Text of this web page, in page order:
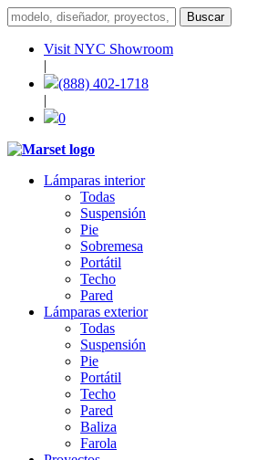
Visit NYC Showroom
|
(888) 402-1718
|
0
Lámparas interior
Todas
Suspensión
Pie
Sobremesa
Portátil
Techo
Pared
Lámparas exterior
Todas
Suspensión
Pie
Portátil
Techo
Pared
Baliza
Farola